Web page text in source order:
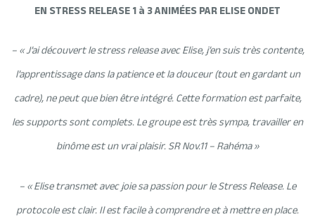
EN STRESS RELEASE 1 à 3 ANIMÉES PAR ELISE ONDET
– « J’ai découvert le stress release avec Elise, j’en suis très contente,
l’apprentissage dans la patience et la douceur (tout en gardant un
cadre), ne peut que bien être intégré. Cette formation est parfaite,
les supports sont complets. Le groupe est très sympa, travailler en
binôme est un vrai plaisir. SR Nov.11 – Rahéma »
– « Elise transmet avec joie sa passion pour le Stress Release. Le
protocole est clair. Il est facile à comprendre et à mettre en place.